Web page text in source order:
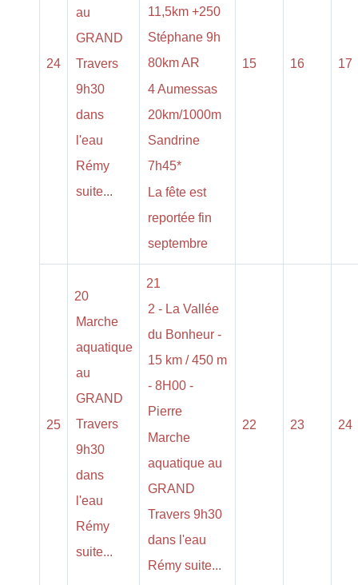
24
au
GRAND
Travers
9h30
dans
l'eau
Rémy
suite...
11,5km +250
Stéphane 9h
80km AR
4 Aumessas
20km/1000m
Sandrine
7h45*
La fête est
reportée fin
septembre
15 16 17
25
20
Marche
aquatique
au
GRAND
Travers
9h30
dans
l'eau
Rémy
suite...
21
2 - La Vallée
du Bonheur -
15 km / 450 m
- 8H00 -
Pierre
Marche
aquatique au
GRAND
Travers 9h30
dans l'eau
Rémy suite...
22 23 24